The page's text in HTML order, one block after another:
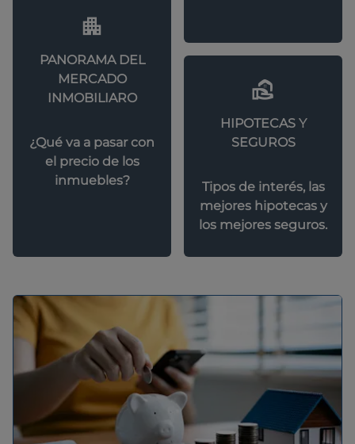
PANORAMA DEL
MERCADO
INMOBILIARO
¿Qué va a pasar con
el precio de los
inmuebles?
HIPOTECAS Y
SEGUROS
Tipos de interés, las
mejores hipotecas y
los mejores seguros.